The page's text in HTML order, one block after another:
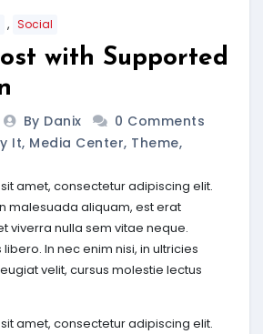
, Social
with Supported
By Danix
0 Comments
It, Media Center, Theme,
amet, consectetur adipiscing elit.
malesuada aliquam, est erat
viverra nulla sem vitae neque.
In nec enim nisi, in ultricies
velit, cursus molestie lectus
amet, consectetur adipiscing elit.